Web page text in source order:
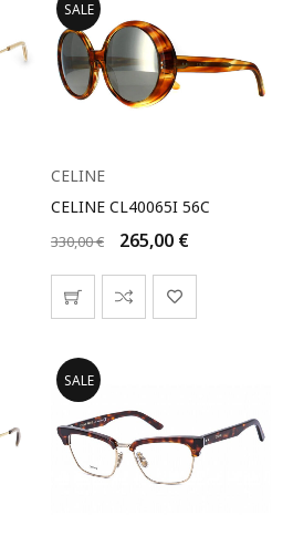
SALE
CELINE
CELINE CL40065I 56C
330,00€ 265,00 €
SALE